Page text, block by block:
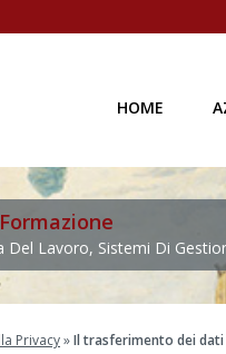
HOME
Del Lavoro, Sistemi Di
Privacy»Il trasferimento dei dati